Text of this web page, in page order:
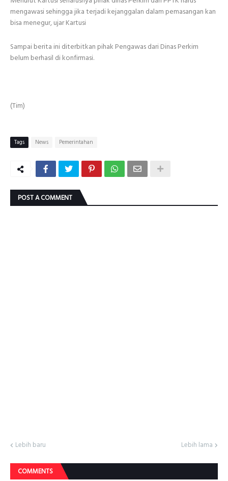
mengawasi sehingga jika terjadi kejanggalan dalam pemasangan kan
bisa menegur, ujar Kartusi
Sampai berita ini diterbitkan pihak Pengawas dari Dinas Perkim
belum berhasil di konfirmasi.
(Tim)
Tags News Pemerintahan
POST A COMMENT
Lebih baru Lebih lama
COMMENTS